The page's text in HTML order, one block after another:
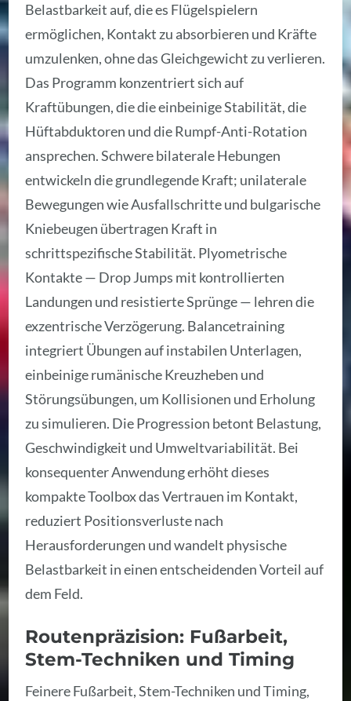
Belastbarkeit auf, die es Flügelspielern
ermöglichen, Kontakt zu absorbieren und Kräfte
umzulenken, ohne das Gleichgewicht zu verlieren.
Das Programm konzentriert sich auf
Kraftübungen, die die einbeinige Stabilität, die
Hüftabduktoren und die Rumpf-Anti-Rotation
ansprechen. Schwere bilaterale Hebungen
entwickeln die grundlegende Kraft; unilaterale
Bewegungen wie Ausfallschritte und bulgarische
Kniebeugen übertragen Kraft in
schrittspezifische Stabilität. Plyometrische
Kontakte — Drop Jumps mit kontrollierten
Landungen und resistierte Sprünge — lehren die
exzentrische Verzögerung. Balancetraining
integriert Übungen auf instabilen Unterlagen,
einbeinige rumänische Kreuzheben und
Störungsübungen, um Kollisionen und Erholung
zu simulieren. Die Progression betont Belastung,
Geschwindigkeit und Umweltvariabilität. Bei
konsequenter Anwendung erhöht dieses
kompakte Toolbox das Vertrauen im Kontakt,
reduziert Positionsverluste nach
Herausforderungen und wandelt physische
Belastbarkeit in einen entscheidenden Vorteil auf
dem Feld.
Routenpräzision: Fußarbeit,
Stem-Techniken und Timing
Feinere Fußarbeit, Stem-Techniken und Timing,